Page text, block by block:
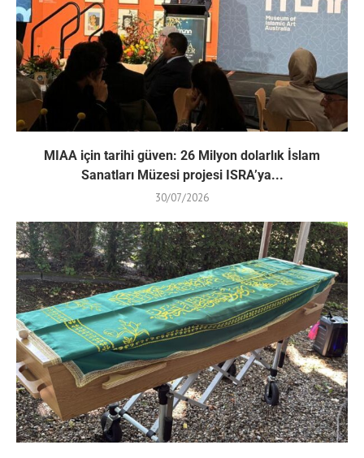
MIAA için tarihi güven: 26 Milyon dolarlık İslam
Sanatları Müzesi projesi ISRA’ya...
30/07/2026